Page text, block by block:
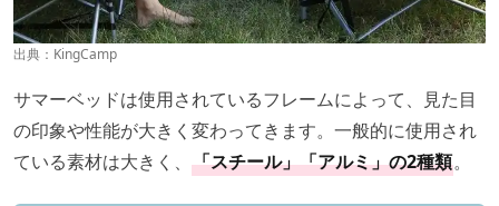
出典： KingCamp
サマーベッドは使用されているフレームによって、見た目
の印象や性能が大きく変わってきます。一般的に使用され
ている素材は大きく、 「スチール」「アルミ」の2種類。